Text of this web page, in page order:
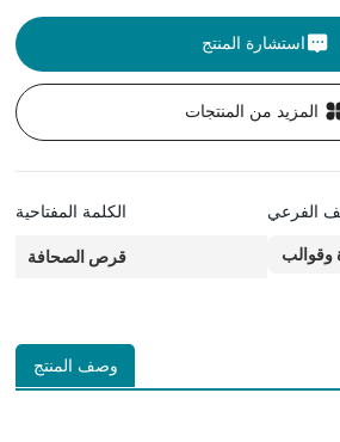
استشارة المنتج
المزيد من المنتجات
الفرعي
وقوالب
الكلمة المفتاحية
قرص الصحافة
وصف المنتج